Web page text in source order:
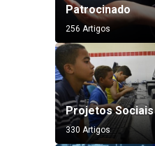
Patrocinado
256 Artigos
Projetos Sociais
330 Artigos